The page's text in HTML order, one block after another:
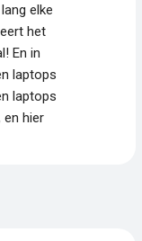
elke
het
En in
laptops
laptops
en hier